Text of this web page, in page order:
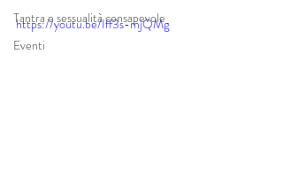
Tantra e sessualità consapevole
Eventi
https://youtu.be/Iff3s-mjQMg